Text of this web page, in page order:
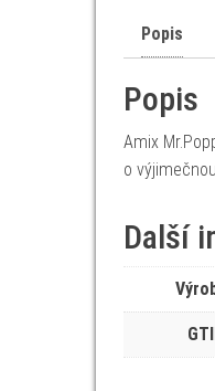
Popis
Popis
Amix
o
Další